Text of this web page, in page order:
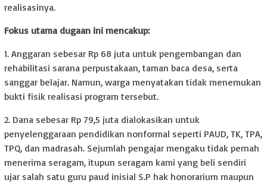
realisasinya.
Fokus utama dugaan ini mencakup:
1. Anggaran sebesar Rp 68 juta untuk pengembangan dan
rehabilitasi sarana perpustakaan, taman baca desa, serta
sanggar belajar. Namun, warga menyatakan tidak menemukan
bukti fisik realisasi program tersebut.
2. Dana sebesar Rp 79,5 juta dialokasikan untuk
penyelenggaraan pendidikan nonformal seperti PAUD, TK, TPA,
TPQ, dan madrasah. Sejumlah pengajar mengaku tidak pernah
menerima seragam, itupun seragam kami yang beli sendiri
ujar salah satu guru paud inisial S.P hak honorarium maupun